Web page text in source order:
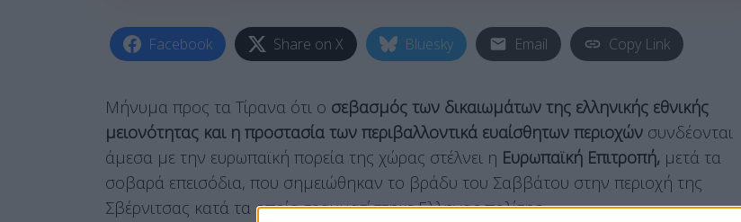
Facebook Share on X Bluesky Email Copy Link
Μήνυμα προς τα Τίρανα ότι ο σεβασμός των δικαιωμάτων της ελληνικής εθνικής
μειονότητας και η προστασία των περιβαλλοντικά ευαίσθητων περιοχών συνδέονται
άμεσα με την ευρωπαϊκή πορεία της χώρας στέλνει η Ευρωπαϊκή Επιτροπή, μετά τα
σοβαρά επεισόδια, που σημειώθηκαν το βράδυ του Σαββάτου στην περιοχή της
Σβέρνιτσας κατά τα οποία τραυματίστηκε Ελληνας πολίτης.